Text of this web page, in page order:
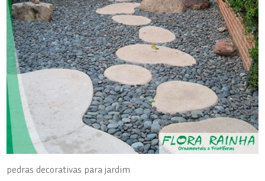
pedras decorativas para jardim